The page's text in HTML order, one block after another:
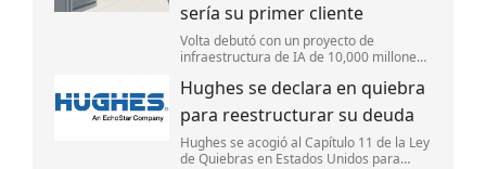
sería su primer cliente
Volta debutó con un proyecto de
infraestructura de IA de 10,000 millones
Nvidia. Anthropic sería su primer cliente
para capacidad de cómputo.
Hughes se declara en quiebra
para reestructurar su deuda
Hughes se acogió al Capítulo 11 de la Ley
de Quiebras en Estados Unidos para